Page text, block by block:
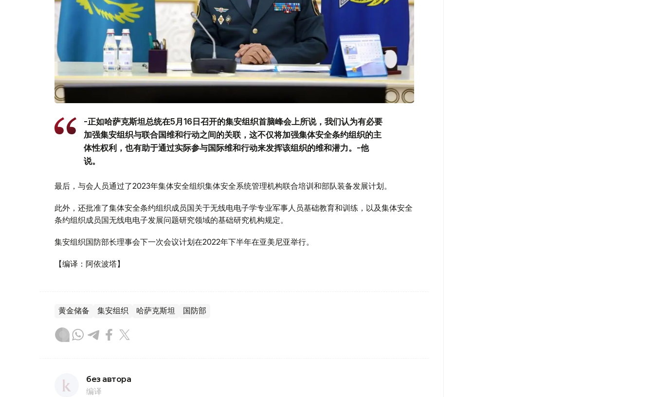
-正如哈萨克斯坦总统在5月16日召开的集安组织首脑峰会上所说，我们认为有必要
加强集安组织与联合国维和行动之间的关联，这不仅将加强集体安全条约组织的主
体性权利，也有助于通过实际参与国际维和行动来发挥该组织的维和潜力。-他
说。
最后，与会人员通过了2023年集体安全组织集体安全系统管理机构联合培训和部队装备发展计划。
此外，还批准了集体安全条约组织成员国关于无线电电子学专业军事人员基础教育和训练，以及集体安全
条约组织成员国无线电电子发展问题研究领域的基础研究机构规定。
集安组织国防部长理事会下一次会议计划在2022年下半年在亚美尼亚举行。
【编译：阿依波塔】
黄金储备 集安组织 哈萨克斯坦 国防部
без автора
编译